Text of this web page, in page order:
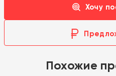
Хочу
Похожие